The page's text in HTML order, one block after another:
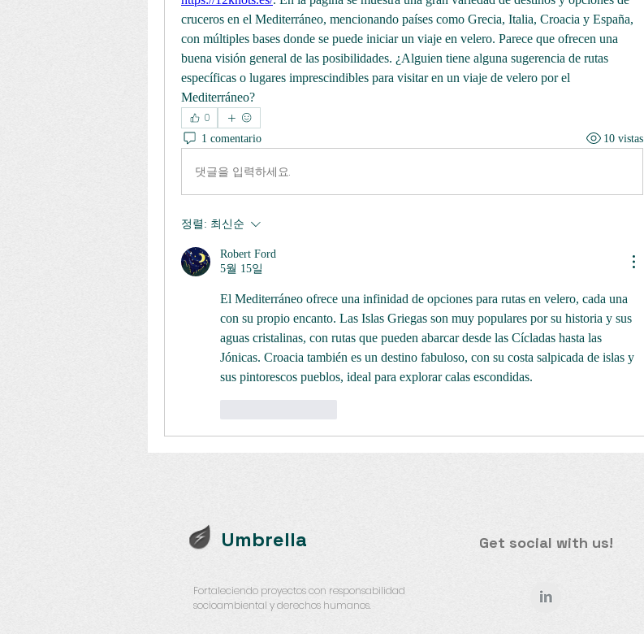
cruceros en el Mediterráneo, mencionando países como Grecia, Italia, Croacia y España,
con múltiples bases donde se puede iniciar un viaje en velero. Parece que ofrecen una
buena visión general de las posibilidades. ¿Alguien tiene alguna sugerencia de rutas
específicas o lugares imprescindibles para visitar en un viaje de velero por el
Mediterráneo?
0
1 comentario 10 vistas
댓글을 입력하세요.
정렬: 최신순
Robert Ford
5월 15일
El Mediterráneo ofrece una infinidad de opciones para rutas en velero, cada una
con su propio encanto. Las Islas Griegas son muy populares por su historia y sus
aguas cristalinas, con rutas que pueden abarcar desde las Cícladas hasta las
Jónicas. Croacia también es un destino fabuloso, con su costa salpicada de islas y
sus pintorescos pueblos, ideal para explorar calas escondidas.
Umbrella
Fortaleciendo proyectos con responsabilidad
socioambiental y derechos humanos.
Get social with us!